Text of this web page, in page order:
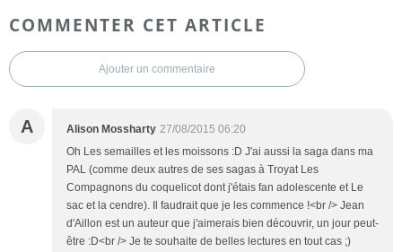
COMMENTER CET ARTICLE
Ajouter un commentaire
A Alison Mossharty 27/08/2015 06:20
Oh Les semailles et les moissons :D J'ai aussi la saga dans ma
PAL (comme deux autres de ses sagas à Troyat Les
Compagnons du coquelicot dont j'étais fan adolescente et Le
sac et la cendre). Il faudrait que je les commence !<br /> Jean
d'Aillon est un auteur que j'aimerais bien découvrir, un jour peut-
être :D<br /> Je te souhaite de belles lectures en tout cas ;)